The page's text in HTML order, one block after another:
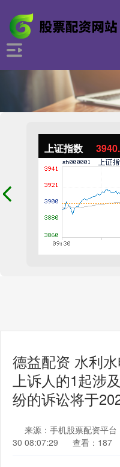
上证指数
德益配资 水利
上诉人的1起涉
纷的诉讼将于
来源：手机股票配资平台
30 08:07:29
查看：187